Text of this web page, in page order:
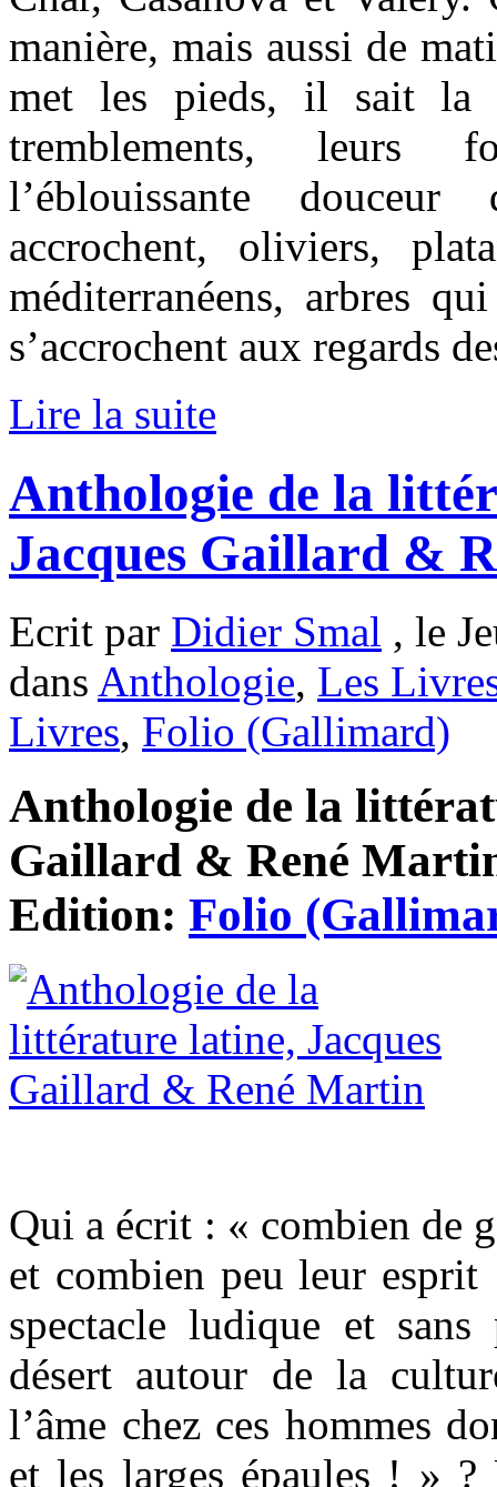
manière, mais aussi de
met les pieds, il sait la
tremblements, leurs
l’éblouissante
accrochent, oliviers,
méditerranéens, arbres
s’accrochent aux regards
Lire la suite
Anthologie de la
Jacques Gaillard &
Ecrit par Didier Smal , le
dans Anthologie, Les
Livres, Folio (Gallimard)
Anthologie de la
Gaillard & René
Edition: Folio
Qui a écrit : « combien de
et combien peu leur
spectacle ludique et
désert autour de la
l’âme chez ces hommes
et les larges épaules ! »